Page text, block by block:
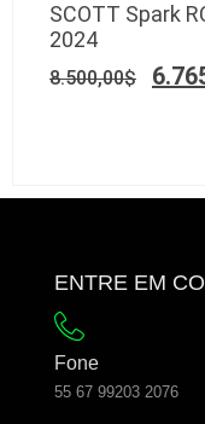
SCOTT Spark
2024
8.500,00$
ENTRE EM
Fone
55 67 99203 2076